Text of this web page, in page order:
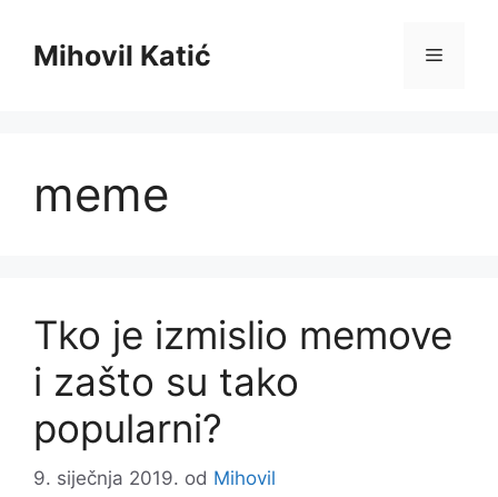
sadržajMihovil Katić
meme
Tko je izmislio memove
i zašto su tako
popularni?
9. siječnja 2019. od Mihovil